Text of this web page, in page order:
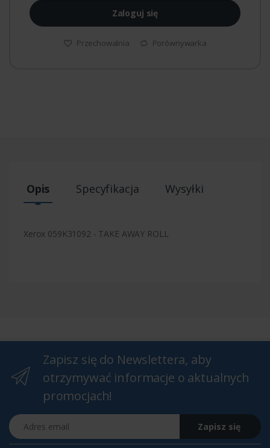
Zaloguj się
Przechowalnia Porównywarka
Opis Specyfikacja Wysyłki
Xerox 059K31092 - TAKE AWAY ROLL
Zapisz się do Newslettera, aby
otrzymywać informacje o aktualnych
promocjach!
Adres email
Zapisz się